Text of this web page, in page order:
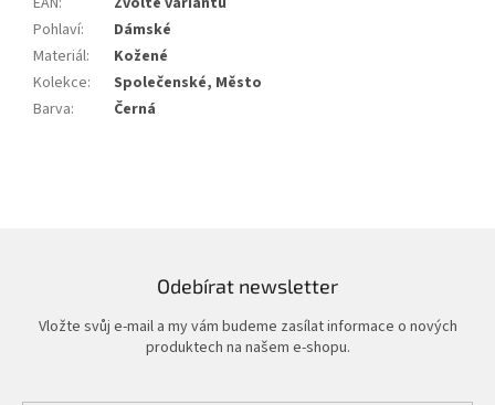
Pohlaví:
Dámské
Materiál:
Kožené
Kolekce:
Společenské, Město
Barva: Černá
Odebírat newsletter
Vložte svůj e-mail a my vám budeme zasílat informace o nových
produktech na našem e-shopu.